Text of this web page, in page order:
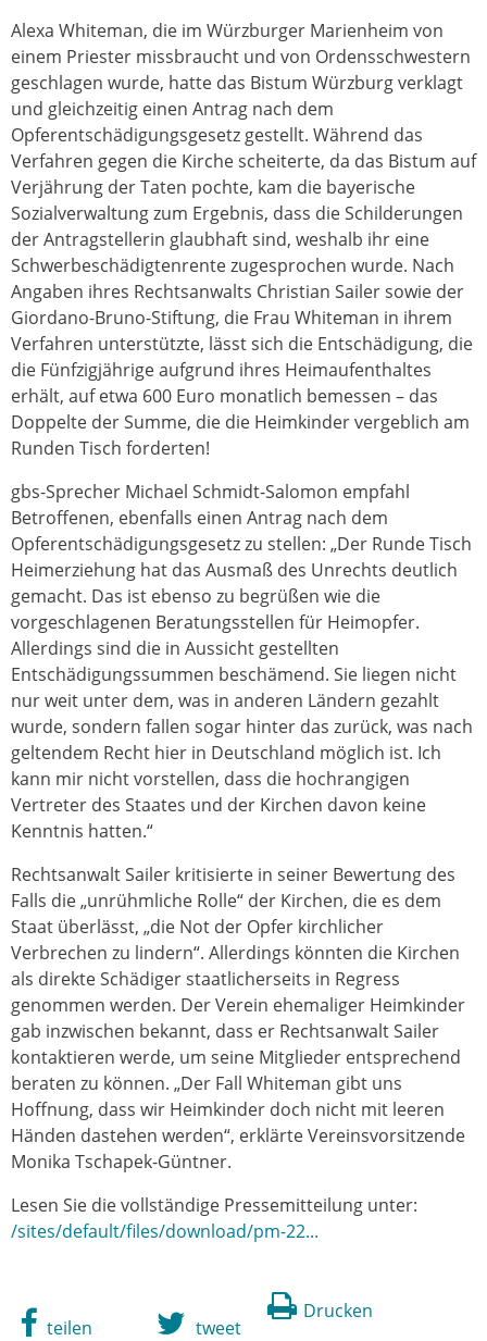
Alexa Whiteman, die im Würzburger Marienheim von
einem Priester missbraucht und von Ordensschwestern
geschlagen wurde, hatte das Bistum Würzburg verklagt
und gleichzeitig einen Antrag nach dem
Opferentschädigungsgesetz gestellt. Während das
Verfahren gegen die Kirche scheiterte, da das Bistum auf
Verjährung der Taten pochte, kam die bayerische
Sozialverwaltung zum Ergebnis, dass die Schilderungen
der Antragstellerin glaubhaft sind, weshalb ihr eine
Schwerbeschädigtenrente zugesprochen wurde. Nach
Angaben ihres Rechtsanwalts Christian Sailer sowie der
Giordano-Bruno-Stiftung, die Frau Whiteman in ihrem
Verfahren unterstützte, lässt sich die Entschädigung, die
die Fünfzigjährige aufgrund ihres Heimaufenthaltes
erhält, auf etwa 600 Euro monatlich bemessen – das
Doppelte der Summe, die die Heimkinder vergeblich am
Runden Tisch forderten!
gbs-Sprecher Michael Schmidt-Salomon empfahl
Betroffenen, ebenfalls einen Antrag nach dem
Opferentschädigungsgesetz zu stellen: „Der Runde Tisch
Heimerziehung hat das Ausmaß des Unrechts deutlich
gemacht. Das ist ebenso zu begrüßen wie die
vorgeschlagenen Beratungsstellen für Heimopfer.
Allerdings sind die in Aussicht gestellten
Entschädigungssummen beschämend. Sie liegen nicht
nur weit unter dem, was in anderen Ländern gezahlt
wurde, sondern fallen sogar hinter das zurück, was nach
geltendem Recht hier in Deutschland möglich ist. Ich
kann mir nicht vorstellen, dass die hochrangigen
Vertreter des Staates und der Kirchen davon keine
Kenntnis hatten.“
Rechtsanwalt Sailer kritisierte in seiner Bewertung des
Falls die „unrühmliche Rolle“ der Kirchen, die es dem
Staat überlässt, „die Not der Opfer kirchlicher
Verbrechen zu lindern“. Allerdings könnten die Kirchen
als direkte Schädiger staatlicherseits in Regress
genommen werden. Der Verein ehemaliger Heimkinder
gab inzwischen bekannt, dass er Rechtsanwalt Sailer
kontaktieren werde, um seine Mitglieder entsprechend
beraten zu können. „Der Fall Whiteman gibt uns
Hoffnung, dass wir Heimkinder doch nicht mit leeren
Händen dastehen werden“, erklärte Vereinsvorsitzende
Monika Tschapek-Güntner.
Lesen Sie die vollständige Pressemitteilung unter:
/sites/default/files/download/pm-22...
Drucken
teilen tweet